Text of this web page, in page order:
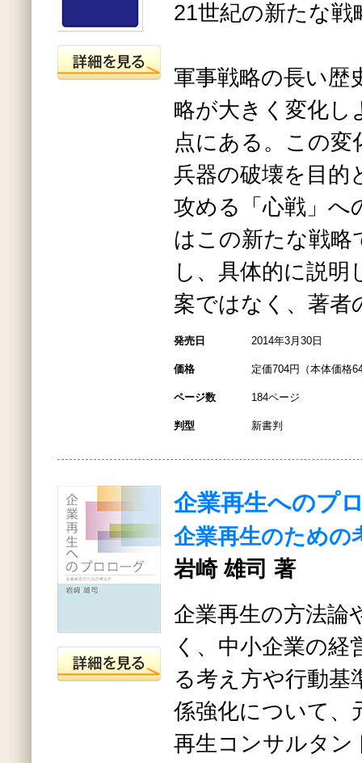
21世紀の新たな戦
軍事戦略の長い歴
略が大きく変化し
点にある。この変
兵器の破壊を目的
攻める「心戦」へ
はこの新たな戦略
し、具体的に説明
案ではなく、著
発売日 2014年3月30日
価格 定価704円（本体価格
ページ数 184ページ
判型 新書判
企業再生へのプ
企業再生のための
岩崎 雄司 著
企業再生の方法論
く、中小企業の
る考え方や行動基
係強化について、
再生コンサルタン